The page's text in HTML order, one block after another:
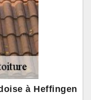
à Heffingen